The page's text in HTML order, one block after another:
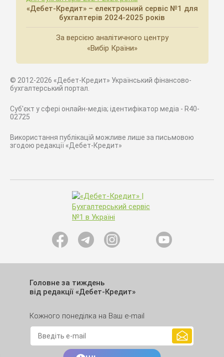
«Дебет-Кредит» – електронний сервіс №1 для
бухгалтерів 2024-2025 років
За версією аналітичного центру
«Вибір Країни»
© 2012-2026 «Дебет-Кредит» Український фінансово-
бухгалтерський портал.
Суб'єкт у сфері онлайн-медіа; ідентифікатор медіа - R40-
02725
Використання публікацій можливе лише за письмовою
згодою редакції «Дебет-Кредит»
Головне за тиждень
від редакції «Дебет-Кредит»
Кожного понеділка на Ваш e-mail